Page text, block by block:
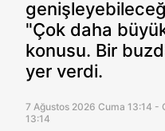
"Çok daha
konusu. Bir
yer verdi.
7 Ağustos 2026 Cuma 13:14 -
13:14